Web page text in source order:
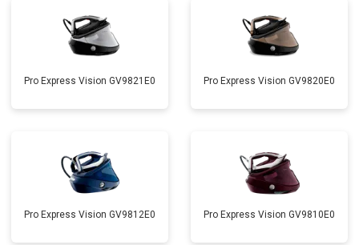
Pro Express Vision GV9821E0 Pro Express Vision GV9820E0
Pro Express Vision GV9812E0 Pro Express Vision GV9810E0